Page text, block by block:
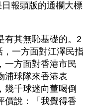
報頭版的通欄大標
有其無恥基礎的。2
一方面對江澤民指
一方面對香港市民
浦球隊來香港表
幾千球迷向董喝倒
價說：「我覺得香